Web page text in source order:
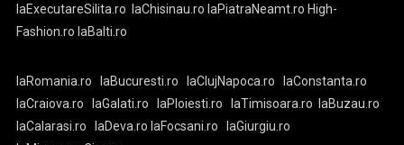
laExecutareSilita.ro
laChisinau.ro laPiatraNeamt.ro High-
Fashion.ro laBalti.ro
laRomania.ro laBucuresti.ro laClujNapoca.ro
laConstanta.ro
laCraiova.ro
laGalati.ro laPloiesti.ro laTimisoara.ro
laBuzau.ro
laCalarasi.ro
laDeva.ro laFocsani.ro
laGiurgiu.ro